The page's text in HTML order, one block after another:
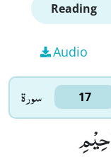
Reading
Audio
سورۃ 17